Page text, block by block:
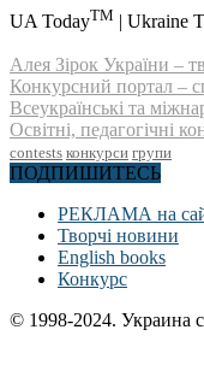
UA TodayTM | Ukraine
Алея Зірок України –
Конкурсний портал –
Всеукраїнські та
Освітні, педагогічні
contests конкурси групи
ПОДПИШИТЕСЬ
РЕКЛАМА на
Творчі новини
English books
Конкурс
© 1998-2024. Украина